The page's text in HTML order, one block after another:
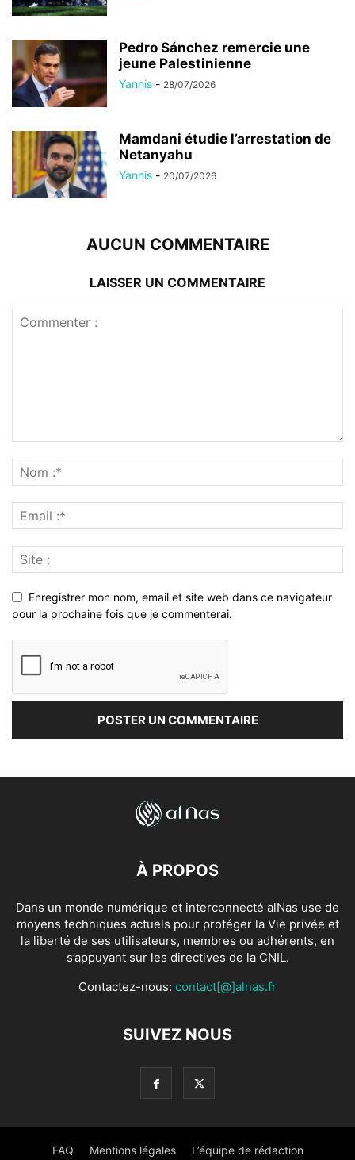
Pedro Sánchez remercie une
jeune Palestinienne
Yannis - 28/07/2026
Mamdani étudie l’arrestation de
Netanyahu
Yannis - 20/07/2026
AUCUN COMMENTAIRE
LAISSER UN COMMENTAIRE
Enregistrer mon nom, email et site web dans ce navigateur
pour la prochaine fois que je commenterai.
À PROPOS
Dans un monde numérique et interconnecté alNas use de
moyens techniques actuels pour protéger la Vie privée et
la liberté de ses utilisateurs, membres ou adhérents, en
s’appuyant sur les directives de la CNIL.
Contactez-nous: contact[@]alnas.fr
SUIVEZ NOUS
FAQ Mentions légales L’équipe de rédaction